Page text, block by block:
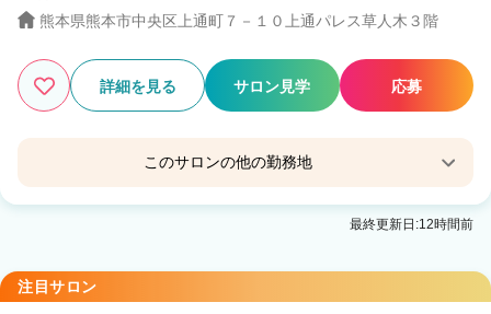
熊本県熊本市中央区上通町７－１０上通パレス草人木３階
詳細を見る サロン見学 応募
このサロンの他の勤務地
little 熊本 【リトルクマモト】
little 通町筋【リトルオリチョウスジ】
最終更新日:12時間前
注目サロン